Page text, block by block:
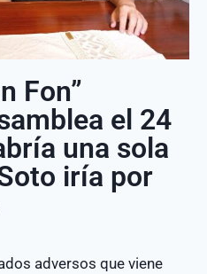
Fon”
el 24
una sola
iría por
adversos que viene